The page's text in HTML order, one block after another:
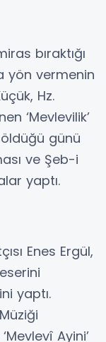
bıraktığı
yön vermenin
Hz.
‘Mevlevilik’
öldüğü günü
ve Şeb-i
yaptı.
Enes Ergül,
yaptı.
Ayini’